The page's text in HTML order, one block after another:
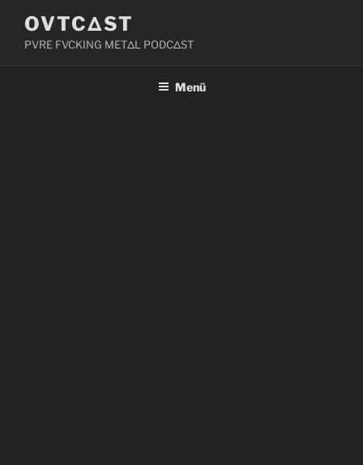
Inhalt
springen
OVTCΔST
PVRE FVCKING METΔL PODCΔST
Menü